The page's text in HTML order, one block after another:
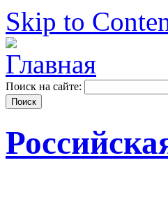
Skip to
Поиск на сайте: